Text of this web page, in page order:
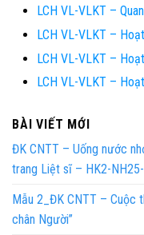
LCH VL-VLKT –
LCH VL-VLKT –
LCH VL-VLKT –
LCH VL-VLKT –
BÀI VIẾT MỚI
ĐK CNTT – Uống nước
trang Liệt sĩ – HK2-
Mẫu 2_ĐK CNTT – Cuộc
chân Người”